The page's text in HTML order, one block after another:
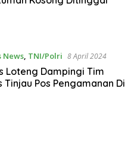
News, TNI/Polri 8 April 2024
Loteng Dampingi Tim
Tinjau Pos Pengamanan Di